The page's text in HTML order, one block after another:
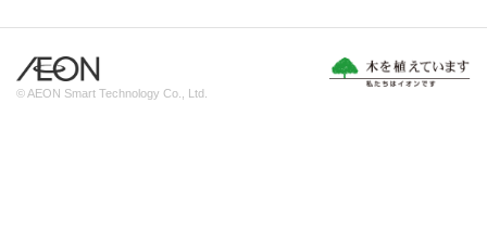
© AEON Smart Technology Co., Ltd.